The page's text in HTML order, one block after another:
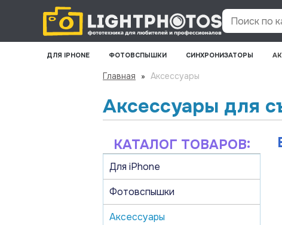
Поиск по
ДЛЯ IPHONE ФОТОВСПЫШКИ СИНХРОНИЗАТОРЫ
Главная » Аксессуары
Аксессуары для
КАТАЛОГ ТОВАРОВ:
Для iPhone
Фотовспышки
Аксессуары